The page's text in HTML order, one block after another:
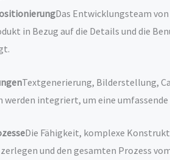
Das Entwicklungsteam
in Bezug auf die Details und die
Textgenerierung, Bilderstellung,
werden integriert, um eine
Die Fähigkeit, komplexe
und den gesamten Prozess